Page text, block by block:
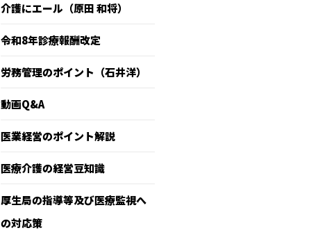
介護にエール（原田 和将）
令和8年診療報酬改定
労務管理のポイント（石井洋）
動画Q&A
医業経営のポイント解説
医療介護の経営豆知識
厚生局の指導等及び医療監視へ
の対応策